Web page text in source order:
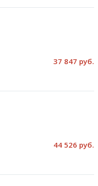
37 847 руб.
44 526 руб.